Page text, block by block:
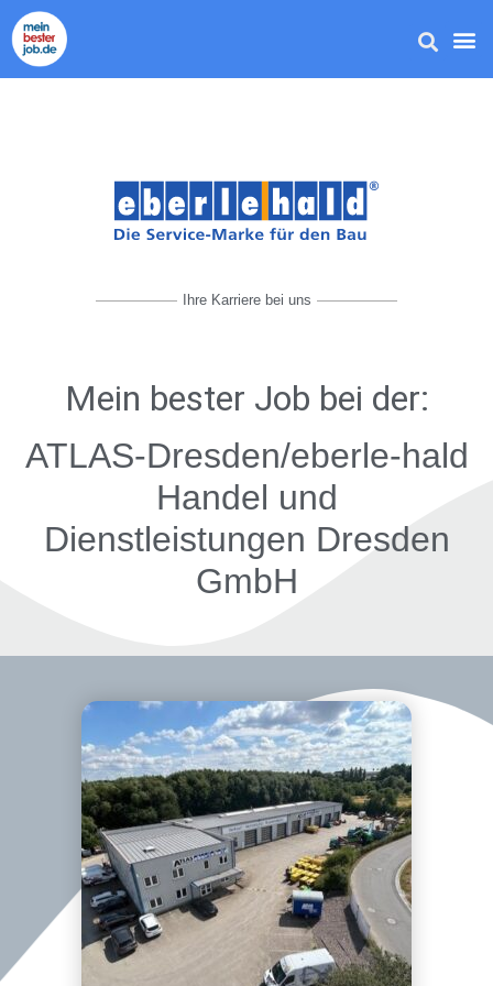
Ihre Karriere bei uns
Mein bester Job bei der:
ATLAS-Dresden/eberle-hald
Handel und
Dienstleistungen Dresden
GmbH